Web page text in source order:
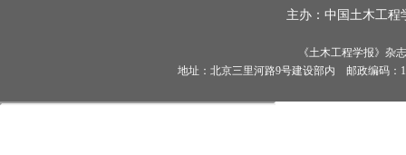
主办： 中国土木工程
《土木工程学报》杂
地址：北京三里河路9号建设部内 邮政编码